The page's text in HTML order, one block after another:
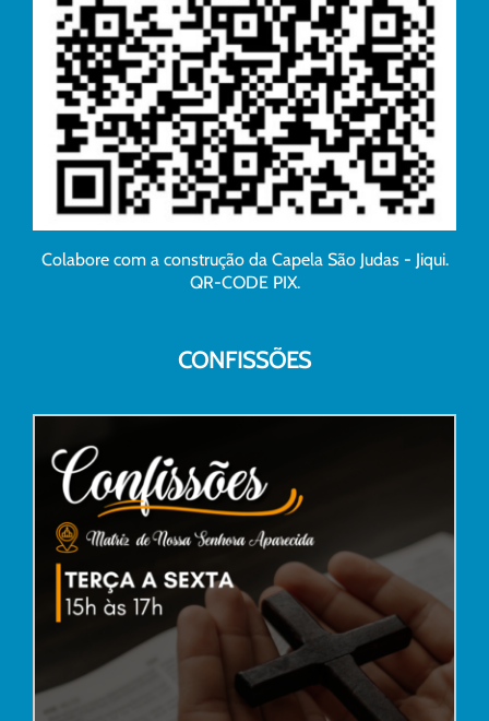
Colabore com a construção da Capela São Judas - Jiqui.
QR-CODE PIX.
CONFISSÕES